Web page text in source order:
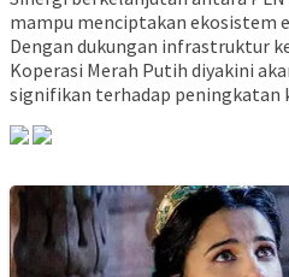
mampu menciptakan ekosistem
Dengan dukungan infrastruktur
Koperasi Merah Putih diyakini
signifikan terhadap peningkatan